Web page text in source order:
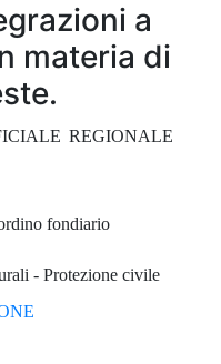
a
materia di
REGIONALE
fondiario
- Protezione civile